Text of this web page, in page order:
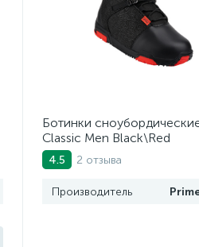
Ботинки
Classic Men Black\Red
4.5 2 отзыва
Производитель